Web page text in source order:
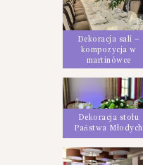
Dekoracja sali –
kompozycja w
martinówce
Dekoracja stołu
Państwa Młodych